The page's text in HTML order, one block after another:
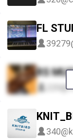
FL
39279
RS
220
340